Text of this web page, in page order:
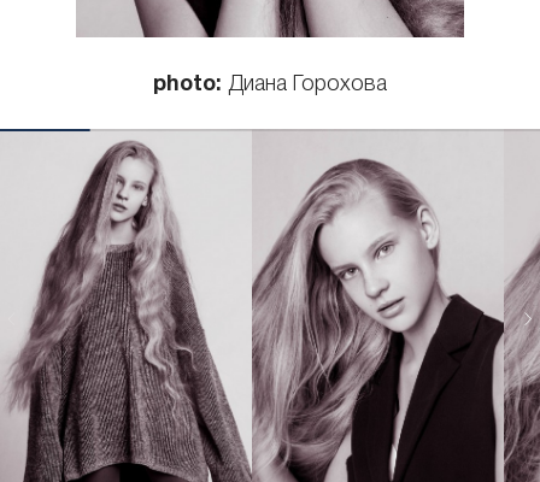
photo: Диана Горохова